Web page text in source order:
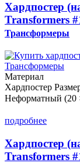
Хардпостер
Transformers
Трансформеры
Материал
Хардпостер
Неформатный (20
подробнее
Хардпостер
Transformers